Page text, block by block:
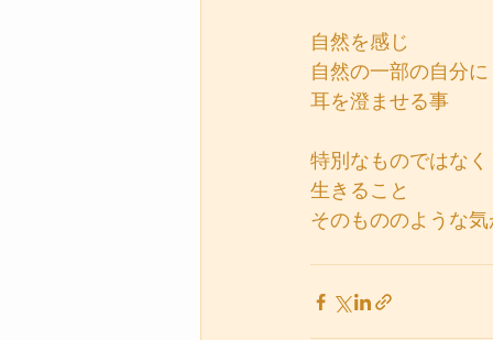
自然を感じ
自然の一部の自分に
耳を澄ませる事
特別なものではなく
生きること
そのもののような